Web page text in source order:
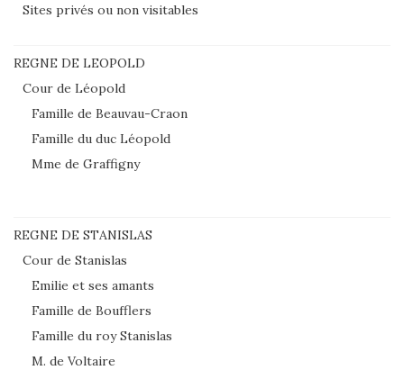
Sites privés ou non visitables
REGNE DE LEOPOLD
Cour de Léopold
Famille de Beauvau-Craon
Famille du duc Léopold
Mme de Graffigny
REGNE DE STANISLAS
Cour de Stanislas
Emilie et ses amants
Famille de Boufflers
Famille du roy Stanislas
M. de Voltaire